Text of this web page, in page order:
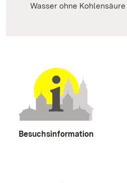
Wasser ohne
Besuchsinformation